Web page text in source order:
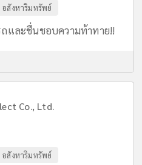
อสังหาริมทรัพย์
ถและชื่นชอบความท้าทาย!!
Co., Ltd.
อสังหาริมทรัพย์